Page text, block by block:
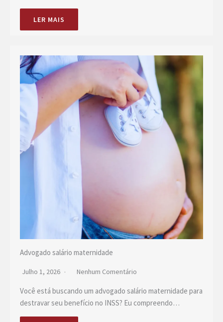
LER MAIS
Advogado salário maternidade
Julho 1, 2026 Nenhum Comentário
Você está buscando um advogado salário maternidade para
destravar seu benefício no INSS? Eu compreendo…